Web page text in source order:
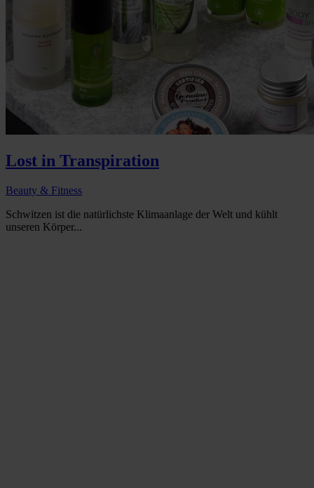
Lost in Transpiration
Beauty & Fitness
Schwitzen ist die natürlichste Klimaanlage der Welt und kühlt
unseren Körper...